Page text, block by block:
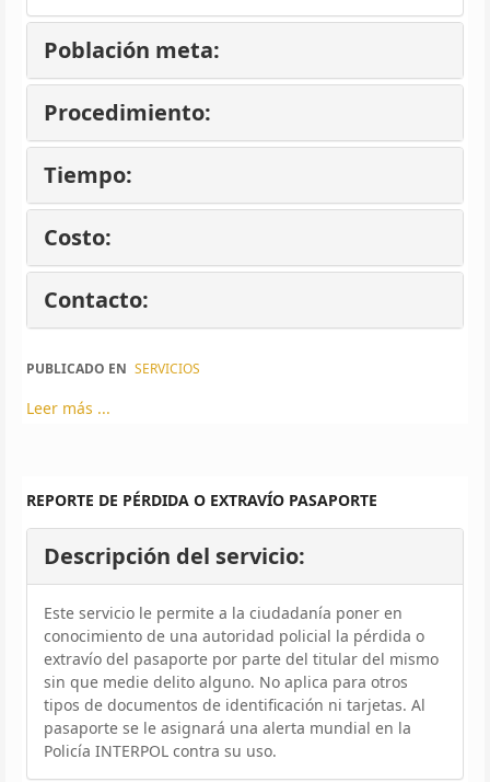
Población meta:
Procedimiento:
Tiempo:
Costo:
Contacto:
PUBLICADO EN SERVICIOS
Leer más ...
REPORTE DE PÉRDIDA O EXTRAVÍO PASAPORTE
Descripción del servicio:
Este servicio le permite a la ciudadanía poner en
conocimiento de una autoridad policial la pérdida o
extravío del pasaporte por parte del titular del mismo
sin que medie delito alguno. No aplica para otros
tipos de documentos de identificación ni tarjetas. Al
pasaporte se le asignará una alerta mundial en la
Policía INTERPOL contra su uso.